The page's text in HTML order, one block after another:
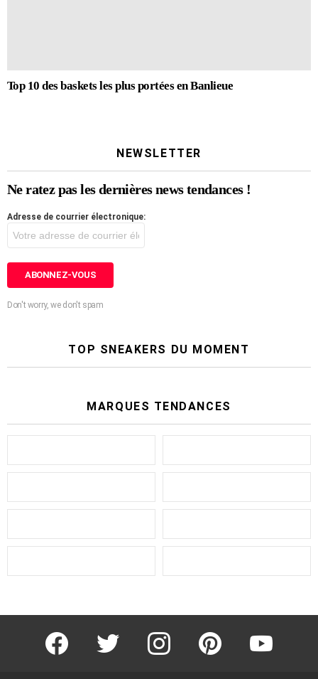
Top 10 des baskets les plus portées en Banlieue
NEWSLETTER
Ne ratez pas les dernières news tendances !
Adresse de courrier électronique:
Don't worry, we don't spam
TOP SNEAKERS DU MOMENT
MARQUES TENDANCES
facebook twitter instagram pinterest youtube